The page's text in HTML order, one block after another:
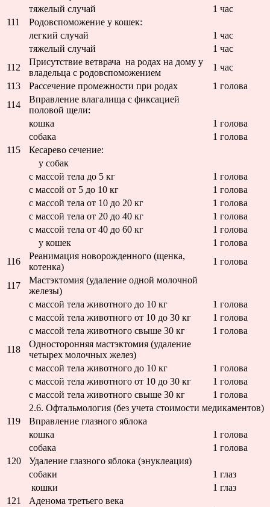
тяжелый случай
1 час
111
Родовспоможение у кошек:
легкий случай
1 час
тяжелый случай
1 час
112
Присутствие ветврача на родах на дому у
владельца с родовспоможением
1 час
113
Рассечение промежности при родах
1 голова
114
Вправление влагалища с фиксацией
половой щели:
кошка
1 голова
собака
1 голова
115
Кесарево сечение:
у собак
с массой тела до 5 кг
1 голова
с массой от 5 до 10 кг
1 голова
с массой тела от 10 до 20 кг
1 голова
с массой тела от 20 до 40 кг
1 голова
с массой тела от 40 до 60 кг
1 голова
у кошек
1 голова
116
Реанимация новорожденного (щенка,
котенка)
1 голова
117
Мастэктомия (удаление одной молочной
железы)
с массой тела животного до 10 кг
1 голова
с массой тела животного от 10 до 30 кг
1 голова
с массой тела животного свыше 30 кг
1 голова
118
Односторонняя мастэктомия (удаление
четырех молочных желез)
с массой тела животного до 10 кг
1 голова
с массой тела животного от 10 до 30 кг
1 голова
с массой тела животного свыше 30 кг
1 голова
2.6. Офтальмология (без учета стоимости медикаментов)
119
Вправление глазного яблока
кошка
1 голова
собака
1 голова
120
Удаление глазного яблока (энуклеация)
собаки
1 глаз
кошки
1 глаз
121
Аденома третьего века